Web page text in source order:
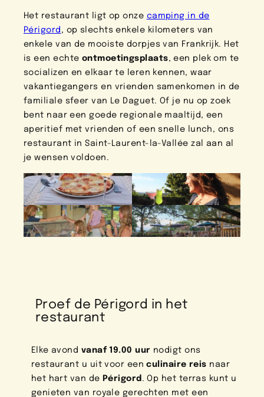
Het restaurant ligt op onze camping in de
Périgord , op slechts enkele kilometers van
enkele van de mooiste dorpjes van Frankrijk. Het
is een echte ontmoetingsplaats, een plek om te
socializen en elkaar te leren kennen, waar
vakantiegangers en vrienden samenkomen in de
familiale sfeer van Le Daguet. Of je nu op zoek
bent naar een goede regionale maaltijd, een
aperitief met vrienden of een snelle lunch, ons
restaurant in Saint-Laurent-la-Vallée zal aan al
je wensen voldoen.
Proef de Périgord in het
restaurant
Elke avond vanaf 19.00 uur nodigt ons
restaurant u uit voor eenculinaire reis naar
het hart van de Périgord . Op het terras kunt u
genieten van royale gerechten met een